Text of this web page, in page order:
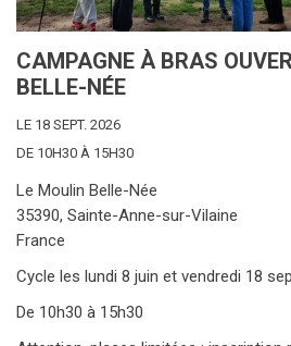
CAMPAGNE À BRAS
BELLE-NÉE
LE 18 SEPT. 2026
DE 10H30 À 15H30
Le Moulin Belle-Née
35390, Sainte-Anne-sur-Vilaine
France
Cycle les lundi 8 juin et vendredi 18
De 10h30 à 15h30